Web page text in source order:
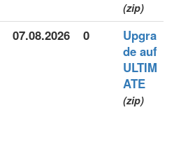
(zip)
07.08.2026 0
Upgra
de auf
ULTIM
ATE
(zip)